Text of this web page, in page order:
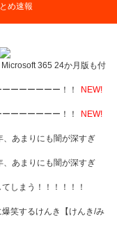
め速報
365 24か月版も付
ーーーーーー！！
NEW!
ーーーーーー！！ NEW!
、あまりにも闇が深すぎ
、あまりにも闇が深すぎ
しまう！！！！！！
笑するけんき【けんき/み